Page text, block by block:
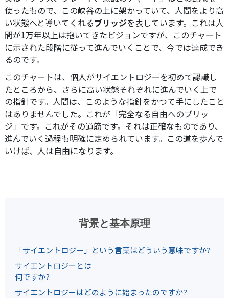
使ったもので、この峡谷の上に架かっていて、人間をより高
い状態へと導いてくれるブリッジを表しています。これは人
間が1万年以上は抱いてきたビジョンですが、このチャート
に示された段階に従って進んでいくことで、今では達成でき
るのです。
このチャートは、個人がサイエントロジーを初めて認識し
たところから、さらに高い状態それぞれに進んでいく上で
の指針です。人間は、このような指針をかつて手にしたこと
はありませんでした。これが「完全なる自由へのブリッ
ジ」です。これがその道筋です。それは正確なものであり、
進んでいく過程も明確に定められています。この道を歩んで
いけば、人は自由になります。
背景と基本原理
「サイエントロジー」という言葉はどういう意味ですか?
サイエントロジーとは
何ですか?
サイエントロジーはどのように始まったのですか?